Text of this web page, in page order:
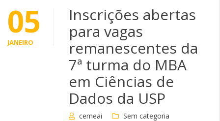
05
JANEIRO
Inscrições abertas
para vagas
remanescentes da
7ª turma do MBA
em Ciências de
Dados da USP
cemeai Sem categoria